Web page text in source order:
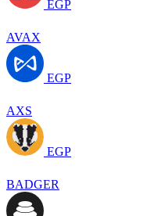
EGP
AVAX
EGP
AXS
EGP
BADGER